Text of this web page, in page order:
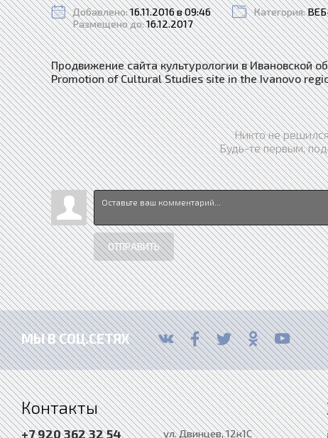
Добавлено:16.11.2016 в 09:46
Размещено до:16.12.2017
Категория:
Продвижение сайта культурологии в Ивановской
Promotion of Cultural Studies site in the Ivanovo
Никто не
Будь-те первым,
ОТПРАВИТЬ
МЫ В СОЦ.СЕТЯХ
Контакты
+7 920 362 32 54 ул. Двинцев, 12к1С